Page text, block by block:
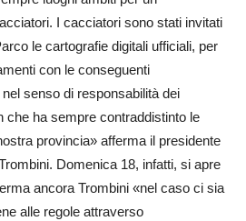
I cacciatori sono stati invitati
le cartografie digitali ufficiali, per
con le conseguenti
senso di responsabilità dei
che ha sempre contraddistinto le
provincia» afferma il presidente
Domenica 18, infatti, si apre
ancora Trombini «nel caso ci sia
alle regole attraverso